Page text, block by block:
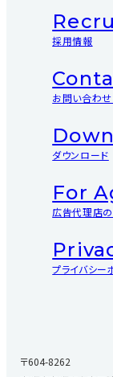
〒604-8262
採用情報
お問い合わせ
ダウンロード
For
広告代理店
プライバシー